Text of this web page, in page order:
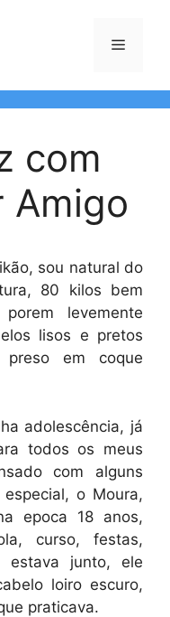
Menu
com
Amigo
sou natural do
80 kilos bem
levemente
lisos e pretos
preso em coque
adolescência, já
todos os meus
com alguns
o Moura,
epoca 18 anos,
curso, festas,
estava junto, ele
loiro escuro,
praticava.